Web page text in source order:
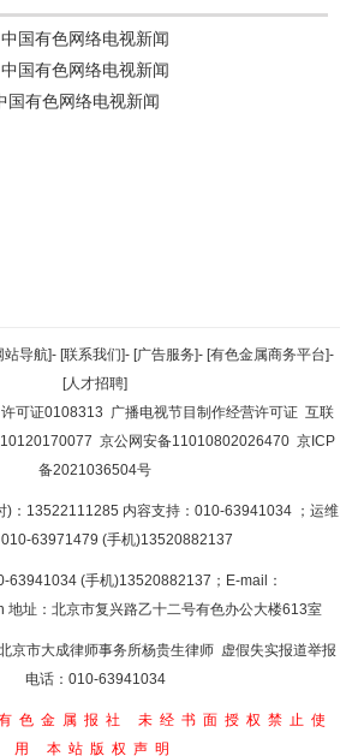
国有色网络电视新闻
国有色网络电视新闻
国有色网络电视新闻
返回顶部
返回首页
站导航]- [联系我们]- [广告服务]- [有色金属商务平台]-
[人才招聘]
可证0108313 广播电视节目制作经营许可证 互联
京公网安备11010802026470 京ICP
备2021036504号
)：13522111285 内容支持：010-63941034 ；运维
63971479 (手机)13520882137
63941034 (手机)13520882137；E-mail：
地址：北京市复兴路乙十二号有色办公大楼613室
市大成律师事务所杨贵生律师 虚假失实报道举报
电话：010-63941034
色金属报社
未经书面授权禁止使
用 本站版权声明